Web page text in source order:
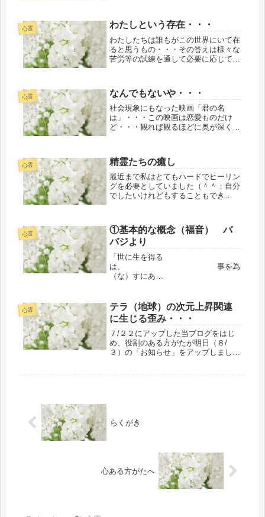
立てるのだろうか？と想うことが度々
あります・・・先日のブログ記載のよ
うに私自...
心霊 わたしという存在・・・
わたしたちは誰もがこの世界にいて在
ると思うもの・・・その答えは様々な
苦労等の試練を通して必要に応じて
ずつ開示される・・・この数年・・・
わたしという存在について・・・想う
こと...
心霊 なんでもないや・・・
社会現象にもなった映画「君の名
は」・・・この映画は恋愛ものだけ
ど・・・観れば観るほどに奥が深くて
たということを鑑みれば・・・やはり
大いなる計画の基に降ろされたので
は・・・！...
心霊 精霊たちの癒し
最近まで私はとてもハードでヒーリン
グを必要としていました（＾＾；自分
でしたいけれどもすることもでき
ニシエーションご依頼で富士山を一周
するお導きがありました。その理由は
今なら...
心霊
①基本的な概念（福音） バ
バジより
「世に生を得る
は、 事を為
（な）すにあ
事で恐縮ですが、霊的ガイドとは別に
今年から霊的な教師であるパラムグ
ル・マハラジ・ババジと弘法大師空海
のお２人から...
心霊
テラ（地球）の次元上昇関連
に生じる歪み・・・
７/２２にアップした当ブログをはじ
め、役割のある方がたが明日（８/
３）の「お知らせ」をアップしまし
らくがき
心ある方がたへ